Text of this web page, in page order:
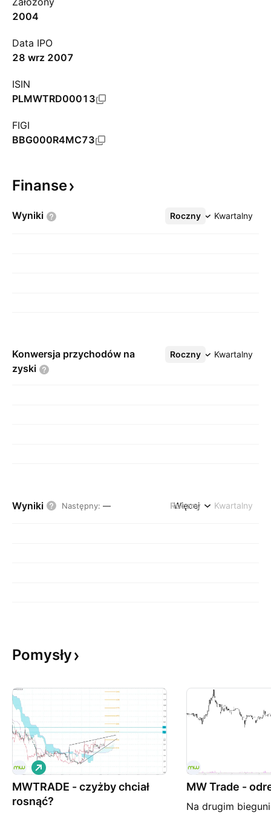
2004
Data IPO
28 wrz 2007
ISIN
PLMWTRD00013
FIGI
BBG000R4MC73
Finanse
Wyniki Roczny Kwartalny
Więcej
Konwersja przychodów na
zyski
Roczny Kwartalny
Więcej
Wyniki Następny: — Roczny Kwartalny
Więcej
Pomysły
MWTRADE - czyżby chciał
rosnąć?
L
o
n
MW Trade -
Na drugim